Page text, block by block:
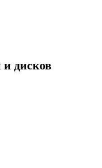
дисков